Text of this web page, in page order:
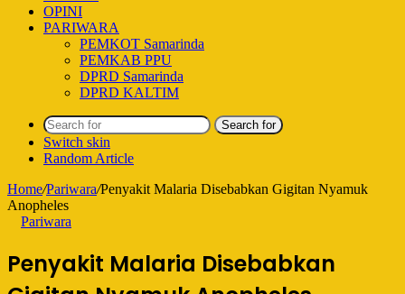
OPINI
PARIWARA
PEMKOT Samarinda
PEMKAB PPU
DPRD Samarinda
DPRD KALTIM
Search for
Switch skin
Random Article
Home/Pariwara/Penyakit Malaria Disebabkan Gigitan Nyamuk
Anopheles
Pariwara
Penyakit Malaria Disebabkan